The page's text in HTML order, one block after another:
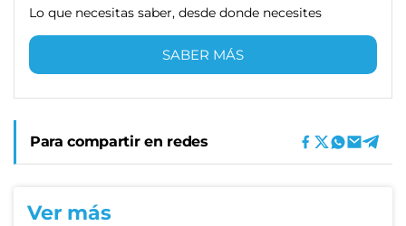
Lo que necesitas saber, desde donde necesites
SABER MÁS
Para compartir en redes
Ver más